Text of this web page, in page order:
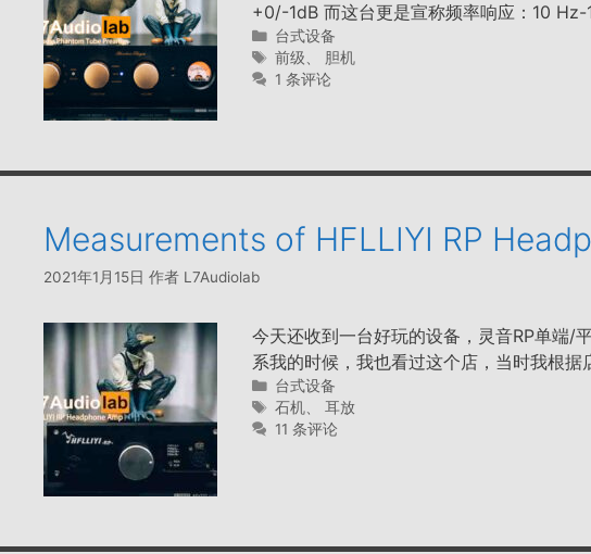
+0/-1dB 而这台更是宣称频率响应：10 Hz-
分
类
台式设备
标
签
前级
胆机
1 条评论
Measurements of HFLLIYI RP
2021年1月15日 作者 L7Audiolab
今天还收到一台好玩的设备，灵音RP单端/
系我的时候，我也看过这个店，当时我根
分
类
台式设备
标
签
石机 、耳放
11 条评论